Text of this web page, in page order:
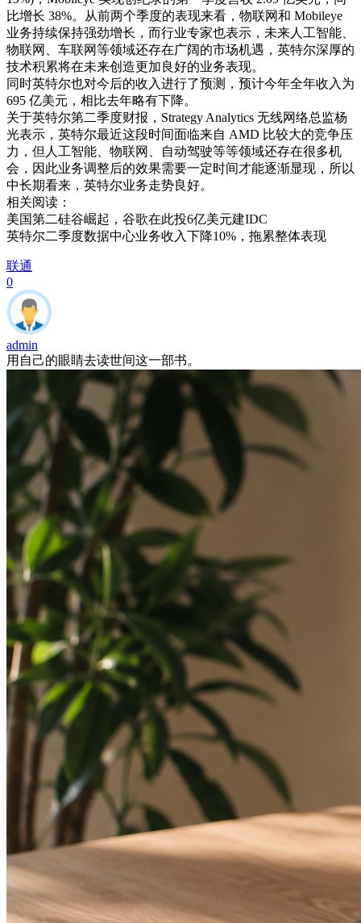
比增长 38%。从前两个季度的表现来看，物联网和 Mobileye
业务持续保持强劲增长，而行业专家也表示，未来人工智能、
物联网、车联网等领域还存在广阔的市场机遇，英特尔深厚的
技术积累将在未来创造更加良好的业务表现。
同时英特尔也对今后的收入进行了预测，预计今年全年收入为
695 亿美元，相比去年略有下降。
关于英特尔第二季度财报，Strategy Analytics 无线网络总监杨
光表示，英特尔最近这段时间面临来自 AMD 比较大的竞争压
力，但人工智能、物联网、自动驾驶等等领域还存在很多机
会，因此业务调整后的效果需要一定时间才能逐渐显现，所以
中长期看来，英特尔业务走势良好。
相关阅读：
美国第二硅谷崛起，谷歌在此投6亿美元建IDC
英特尔二季度数据中心业务收入下降10%，拖累整体表现
联通
0
admin
用自己的眼睛去读世间这一部书。